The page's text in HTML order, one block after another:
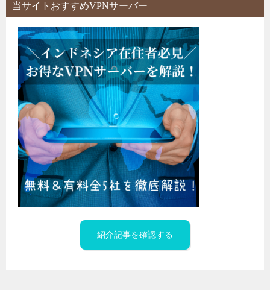
当サイトおすすめVPNサーバー
紹介記事を確認する